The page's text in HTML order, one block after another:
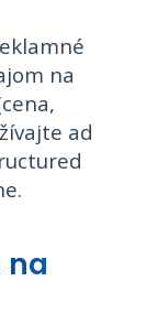
na
ad
na